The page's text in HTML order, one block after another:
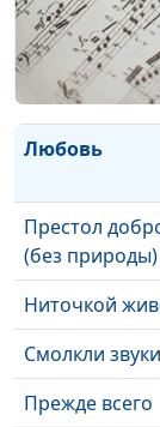
Озари мое
Любовь
Престол
(без природы)
Ниточкой
Смолкли
Прежде всего